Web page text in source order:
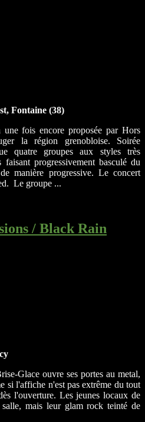
Fontaine (38)
une fois encore proposée par Hors
la région grenobloise. Soirée
quatre groupes aux styles très
progressivement basculé du
manière progressive. Le concert
Le groupe ...
/ Black Rain
Glace ouvre ses portes au metal,
si l'affiche n'est pas extrême du tout
l'ouverture. Les jeunes locaux de
mais leur glam rock teinté de